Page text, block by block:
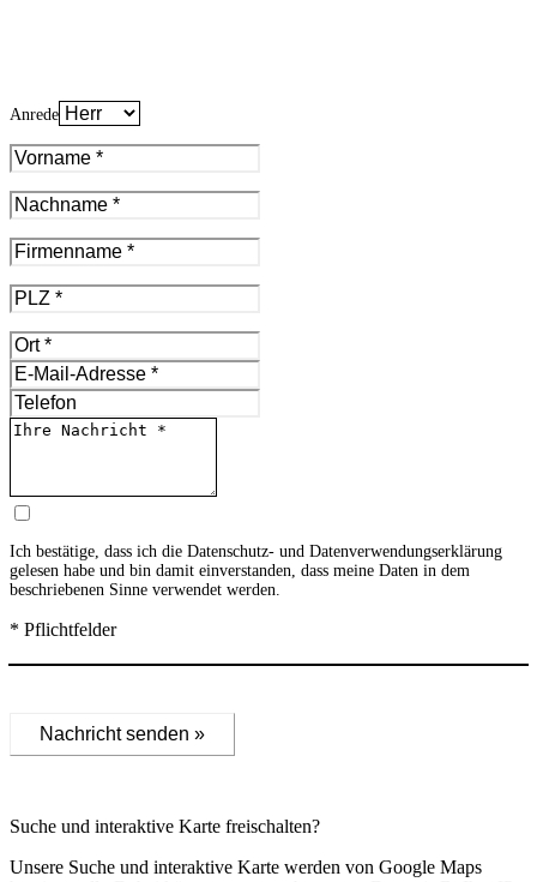
Anrede
Ich bestätige, dass ich die Datenschutz- und Datenverwendungserklärung
gelesen habe und bin damit einverstanden, dass meine Daten in dem
beschriebenen Sinne verwendet werden.
* Pflichtfelder
Nachricht senden »
Suche und interaktive Karte freischalten?
Unsere Suche und interaktive Karte werden von Google Maps